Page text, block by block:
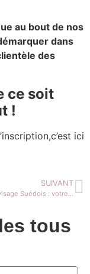
au bout de nos
dans
des
ce soit
!
ici
SUIVANT
Le massage visage Suédois : votre soin hivernal essentiel.
tous